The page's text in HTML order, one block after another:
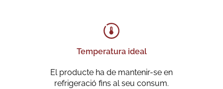
Temperatura ideal
El producte ha de mantenir-se en
refrigeració fins al seu consum.